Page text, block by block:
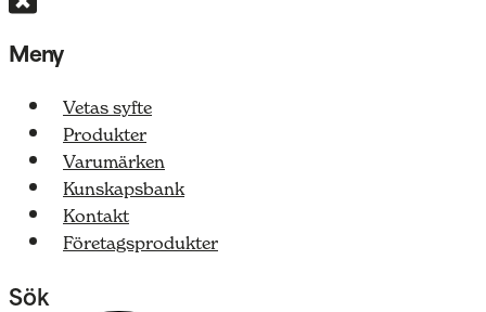
Meny
Vetas syfte
Produkter
Varumärken
Kunskapsbank
Kontakt
Företagsprodukter
Sök